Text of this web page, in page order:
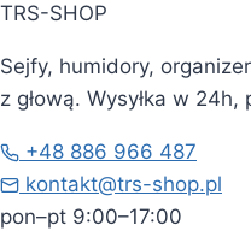
TRS-SHOP
Sejfy, humidory,
z głową. Wysyłka w 24h,
+48 886 966 487
kontakt@trs-shop.pl
pon–pt 9:00–17:00